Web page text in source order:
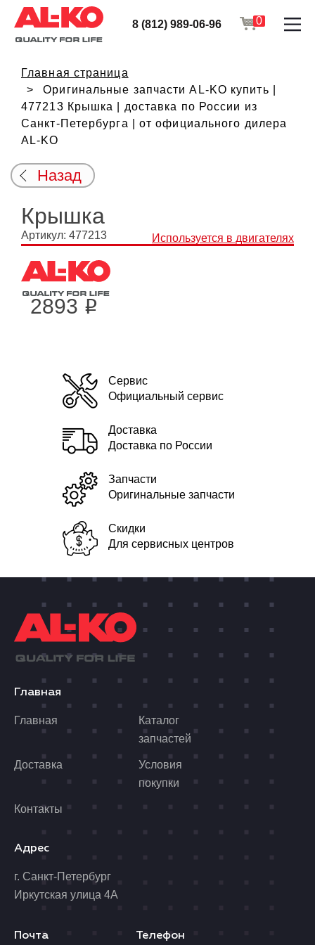
8 (812) 989-06-96 0
Главная страница
Оригинальные запчасти AL-KO купить |
477213 Крышка | доставка по России из
Санкт-Петербурга | от официального дилера
AL-KO
Назад
Крышка
Артикул: 477213 Используется в двигателях
2893 i
Сервис
Официальный сервис
Доставка
Доставка по России
Запчасти
Оригинальные запчасти
Скидки
Для сервисных центров
Главная
Главная
Каталог
запчастей
Доставка
Условия
покупки
Контакты
Адрес
г. Санкт-Петербург
Иркутская улица 4А
Почта Телефон